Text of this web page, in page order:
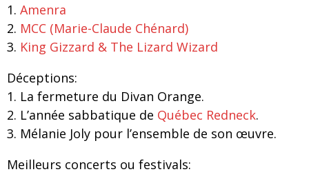
1. Amenra
2. MCC (Marie-Claude Chénard)
3. King Gizzard & The Lizard Wizard
Déceptions:
1. La fermeture du Divan Orange.
2. L’année sabbatique de Québec Redneck.
3. Mélanie Joly pour l’ensemble de son œuvre.
Meilleurs concerts ou festivals: